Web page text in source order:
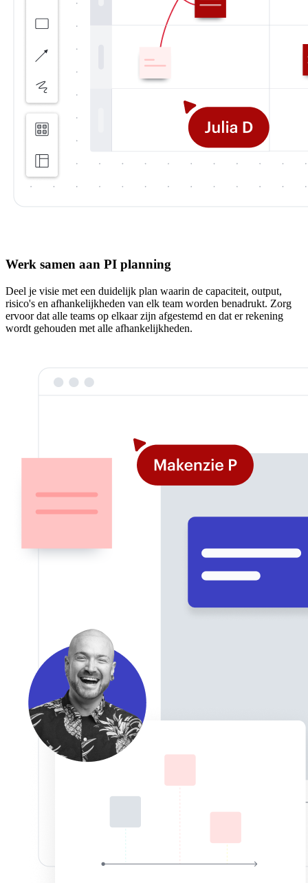
Werk samen aan PI planning
Deel je visie met een duidelijk plan waarin de capaciteit, output,
risico's en afhankelijkheden van elk team worden benadrukt. Zorg
ervoor dat alle teams op elkaar zijn afgestemd en dat er rekening
wordt gehouden met alle afhankelijkheden.